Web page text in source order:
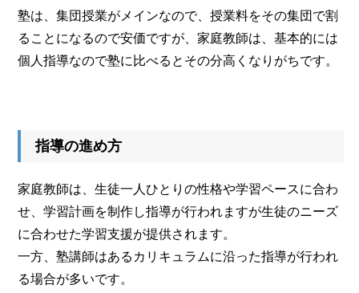
塾は、集団授業がメインなので、授業料をその集団で割
ることになるので安価ですが、家庭教師は、基本的には
個人指導なので塾に比べるとその分高くなりがちです。
指導の進め方
家庭教師は、生徒一人ひとりの性格や学習ペースに合わ
せ、学習計画を制作し指導が行われますが生徒のニーズ
に合わせた学習支援が提供されます。
一方、塾講師はあるカリキュラムに沿った指導が行われ
る場合が多いです。